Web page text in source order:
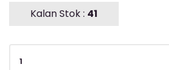
Kalan Stok : 41